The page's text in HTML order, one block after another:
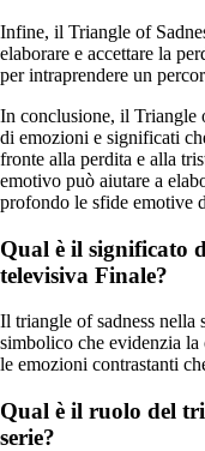
Infine, il Triangle of
elaborare e accettare la
per intraprendere un
In conclusione, il Triangle
di emozioni e significati
fronte alla perdita e alla
emotivo può aiutare a
profondo le sfide emotive
Qual è il significato
televisiva Finale?
Il triangle of sadness nella
simbolico che evidenzia
le emozioni contrastanti
Qual è il ruolo del
serie?